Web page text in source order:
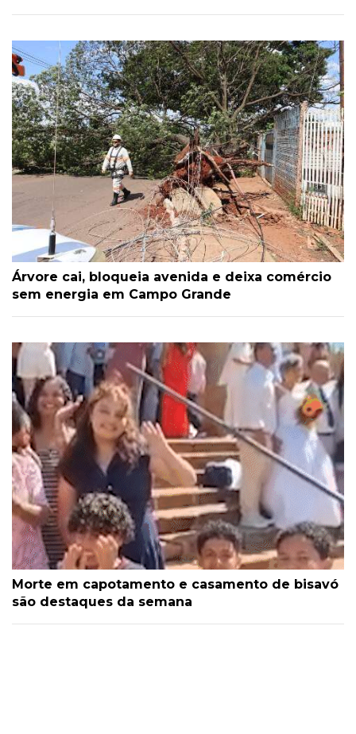
Árvore cai, bloqueia avenida e deixa comércio
sem energia em Campo Grande
Morte em capotamento e casamento de bisavó
são destaques da semana